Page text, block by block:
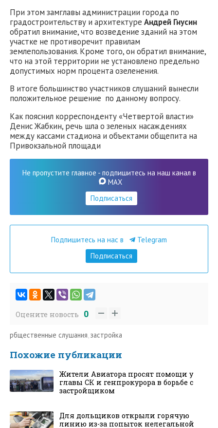
При этом замглавы администрации города по
градостроительству и архитектуре Андрей Гнусин
обратил внимание, что возведение зданий на этом
участке не противоречит правилам
землепользования. Кроме того, он обратил внимание,
что на этой территории не установлено предельно
допустимых норм процента озеленения.
В итоге большинство участников слушаний вынесли
положительное решение по данному вопросу.
Как пояснил корреспонденту «Четвертой власти»
Денис Жабкин, речь шла о зеленых насаждениях
между кассами стадиона и объектами общепита на
Привокзальной площади
Не пропустите главное - подпишитесь на наш канал в
MAX
Подписаться
Подпишитесь на нас в
Telegram
Подписаться
Оцените новость 0
рбщественные слушания,застройка
Похожие публикации
Жители Авиатора просят помощи у
главы СК и генпрокурора в борьбе с
застройщиком
Для дольщиков открыли горячую
линию из-за попыток нелегальной